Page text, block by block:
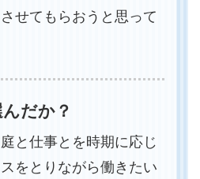
せてもらおうと思って
だか？
と仕事とを時期に応じ
をとりながら働きたい